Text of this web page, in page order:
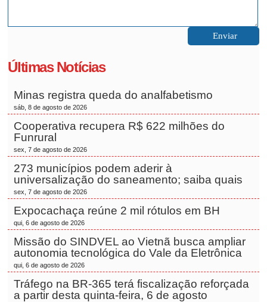
Últimas Notícias
Minas registra queda do analfabetismo
sáb, 8 de agosto de 2026
Cooperativa recupera R$ 622 milhões do
Funrural
sex, 7 de agosto de 2026
273 municípios podem aderir à
universalização do saneamento; saiba quais
sex, 7 de agosto de 2026
Expocachaça reúne 2 mil rótulos em BH
qui, 6 de agosto de 2026
Missão do SINDVEL ao Vietnã busca ampliar
autonomia tecnológica do Vale da Eletrônica
qui, 6 de agosto de 2026
Tráfego na BR-365 terá fiscalização reforçada
a partir desta quinta-feira, 6 de agosto